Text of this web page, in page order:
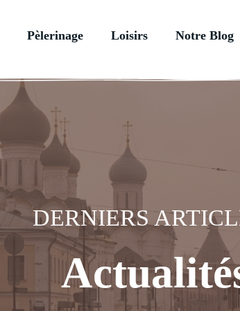
Pèlerinage Loisirs Notre Blog
DERNIERS